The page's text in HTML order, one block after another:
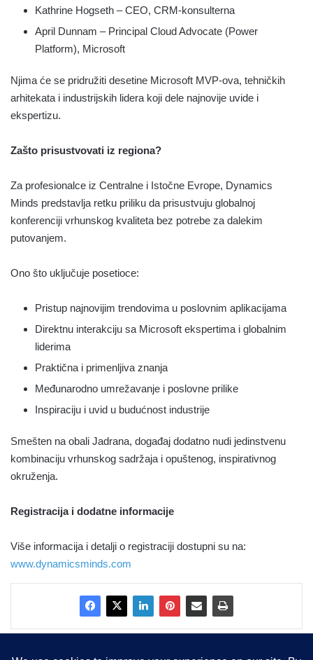
Kathrine Hogseth – CEO, CRM-konsulterna
April Dunnam – Principal Cloud Advocate (Power
Platform), Microsoft
Njima će se pridružiti desetine Microsoft MVP-ova, tehničkih
arhitekata i industrijskih lidera koji dele najnovije uvide i
ekspertizu.
Zašto prisustvovati iz regiona?
Za profesionalce iz Centralne i Istočne Evrope, Dynamics
Minds predstavlja retku priliku da prisustvuju globalnoj
konferenciji vrhunskog kvaliteta bez potrebe za dalekim
putovanjem.
Ono što uključuje posetioce:
Pristup najnovijim trendovima u poslovnim aplikacijama
Direktnu interakciju sa Microsoft ekspertima i globalnim
liderima
Praktična i primenljiva znanja
Međunarodno umrežavanje i poslovne prilike
Inspiraciju i uvid u budućnost industrije
Smešten na obali Jadrana, događaj dodatno nudi jedinstvenu
kombinaciju vrhunskog sadržaja i opuštenog, inspirativnog
okruženja.
Registracija i dodatne informacije
Više informacija i detalji o registraciji dostupni su na:
www.dynamicsminds.com